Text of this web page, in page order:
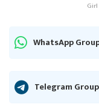
Girl
WhatsApp
Telegram Group